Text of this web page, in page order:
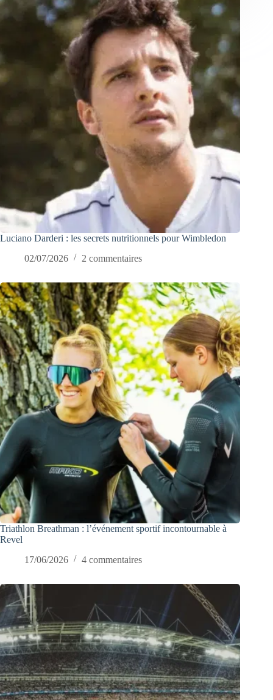
Luciano Darderi : les secrets nutritionnels pour Wimbledon
02/07/2026
2 commentaires
Triathlon Breathman : l’événement sportif incontournable à
Revel
17/06/2026
4 commentaires